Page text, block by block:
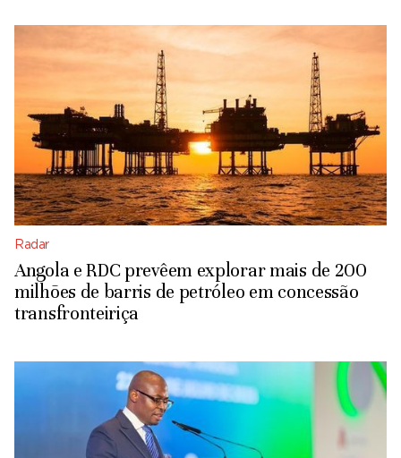
Radar
Angola e RDC prevêem explorar mais de 200
milhões de barris de petróleo em concessão
transfronteiriça